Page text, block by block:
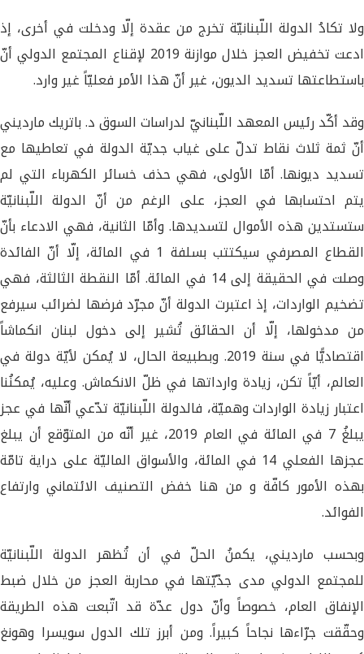
ولا تكادُ الدولة اللّبنانيّة تخرج من عقدة إلّا ودخلت في أخرى، إذ
ادعت تخفيض العجز خلال موازنة 2019 لإقناع المجتمع الدولي أنّ
باستطاعتها تسديد الديون، غير أنّ هذا الأمر فعليّاً غير وارد.
وقد أكّد رئيس المعهد اللّبنانيّ لدراسات السوق د. باتريك مارديني
أنّ ثمة ثلاث نقاط تدلّ على غياب جديّة الدولة في تعاطيها مع
تسديد ديونها. أمّا الأولى، فهي حذف خسائر الكهرباء التي لم
يتم احتسابها في العجز، على الرغم من أنّ الدولة اللّبنانيّة
ستستدين هذه الأموال لتسديدها. وأمّا الثانية، فهي الادعاء بأنّ
القطاع المصرفي سيكتتب بسلفة 1 في المائة، إلّا أنّ الفائدة
وصلت في الحقيقة إلى 14 في المائة. أمّا النقطة الثالثة، فهي
تضخيم الواردات، إذ اعتبرت الدولة أنّ مجرّد فرضها لضرائب سيرفع
من مدخولها، إلّا أن الحقائق تُشير إلى دخول لبنان انكماشاً
اقتصاديًّا في سنة 2019. وبطبيعة الحال، لا يُمكن لأيّة دولة في
العالم، أيّاً تكن، زيادة وارداتها في ظلّ الانكماش. وعليه، يُمكنُنا
اعتبار زيادة الواردات وهميّة، فالدولة اللّبنانيّة تدّعي أنّها في عجز
يبلغُ 7 في المائة في العام 2019، غير أنّه من المتوّقع أن يبلغ
عجزها الفعلي 14 في المائة، والأسواق الماليّة على دراية تامّة
بهذه الأمور كافّة و من هنا خفض التصنيف الائتماني وارتفاع
الفوائد.
وبحسب مارديني، يكمنُ الحلّ في أن تُظهر الدولة اللّبنانيّة
للمجتمع الدولي مدى جدّيّتها في محاربة العجز من خلال ضبط
الإنفاق العام، خصوصاً وأنّ دول عدّة قد اتّبعت هذه الطريقة
وحقّقت جرّاءها نجاحاً كبيراً. ومن أبرز تلك الدول سويسرا وهونغ